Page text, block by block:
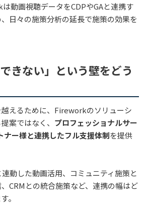
動画視聴データをCDPやGAと連携す
日々の施策分析の延長で施策の効果を
きない」という壁をどう
えるために、Fireworkのソリューシ
案ではなく、 プロフェッショナルサー
ナー様と連携したフル支援体制を提供
動した動画活用、コミュニティ施策と
CRMとの統合施策など、連携の幅はど
。